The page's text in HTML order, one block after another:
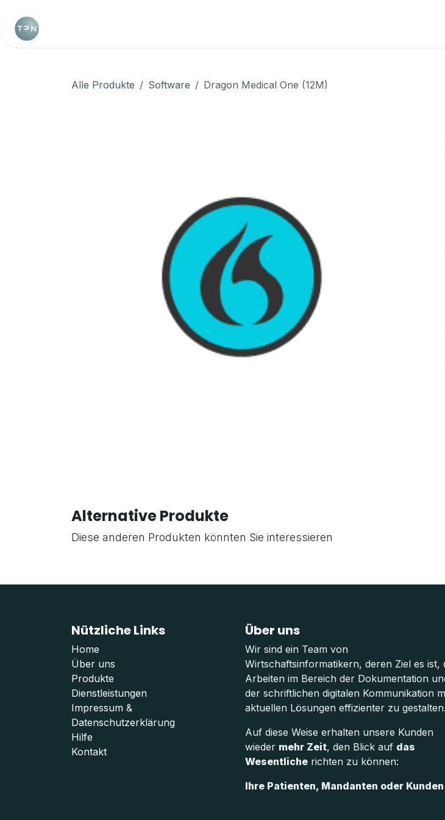
Alle Produkte Software Dragon Medical One (12M)
Alternative Produkte
Diese anderen Produkten könnten Sie interessieren
Nützliche Links
Home
Über uns
Produkte
Dienstleistungen
Impressum &
Datenschutzerklärung
Hilfe
Kontakt
Über uns
Wir sind ein Team von
Wirtschaftsinformatikern, deren Ziel es ist,
Arbeiten im Bereich der Dokumentation
der schriftlichen digitalen Kommunikation
aktuellen Lösungen effizienter zu gestalten.
Auf diese Weise erhalten unsere Kunden
wieder mehr Zeit, den Blick auf das
Wesentliche richten zu können:
Ihre Patienten, Mandanten oder